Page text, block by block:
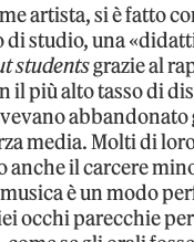
artista, si è fatto
di studio, una
studentsgrazie al
il più alto tasso di
media. Molti di
anche il carcere
è un modo
occhi parecchie